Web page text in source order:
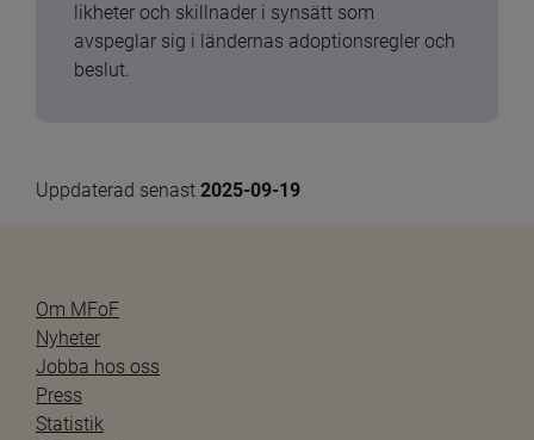
likheter och skillnader i synsätt som
avspeglar sig i ländernas adoptionsregler och
beslut.
Uppdaterad senast 2025-09-19
Om MFoF
Nyheter
Jobba hos oss
Press
Statistik